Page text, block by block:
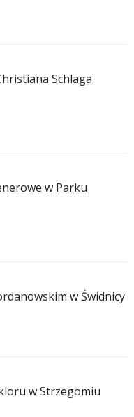
Schlaga
w Parku
w Świdnicy
w Strzegomiu